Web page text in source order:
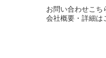
お問い合わせこ
会社概要・詳細